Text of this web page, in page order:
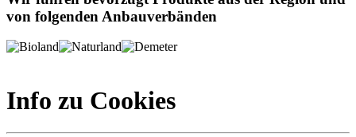
von folgenden Anbauverbänden
Info zu Cookies